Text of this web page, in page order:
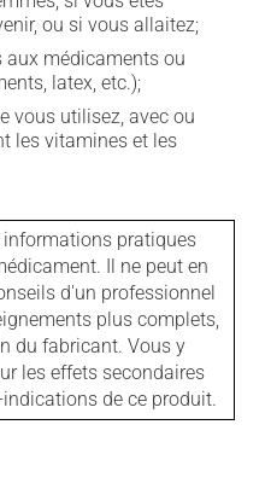
ou si vous allaitez;
aux médicaments ou
latex, etc.);
vous utilisez, avec ou
les vitamines et les
informations pratiques
Il ne peut en
d'un professionnel
plus complets,
du fabricant. Vous y
les effets secondaires
de ce produit.